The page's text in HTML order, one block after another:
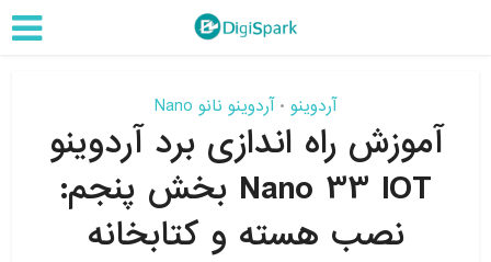
آردوینو • آردوینو نانو Nano
آموزش راه اندازی برد آردوینو
Nano 33 IOT بخش پنجم:
نصب هسته و کتابخانه